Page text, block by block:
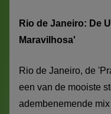
Rio de Janeiro: De
Maravilhosa'
Rio de Janeiro, de
een van de mooiste
adembenemende